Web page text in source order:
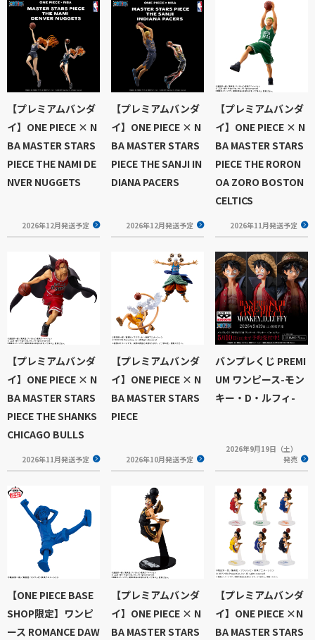
【プレミアムバンダ
イ】ONE PIECE × N
BA MASTER STARS
PIECE THE NAMI DE
NVER NUGGETS
2026年12月発送予定
【プレミアムバンダ
イ】ONE PIECE × N
BA MASTER STARS
PIECE THE SANJI IN
DIANA PACERS
2026年12月発送予定
【プレミアムバンダ
イ】ONE PIECE × N
BA MASTER STARS
PIECE THE RORON
OA ZORO BOSTON
CELTICS
2026年11月発送予定
【プレミアムバンダ
イ】ONE PIECE × N
BA MASTER STARS
PIECE THE SHANKS
CHICAGO BULLS
2026年11月発送予定
【プレミアムバンダ
イ】ONE PIECE × N
BA MASTER STARS
PIECE
2026年10月発送予定
バンプレくじ PREMI
UM ワンピース-モン
キー・D・ルフィ-
2026年9月19日（土）
発売
【ONE PIECE BASE
SHOP限定】ワンピ
ース ROMANCE DAW
【プレミアムバンダ
イ】ONE PIECE × N
BA MASTER STARS
【プレミアムバンダ
イ】ONE PIECE ×N
BA MASTER STARS